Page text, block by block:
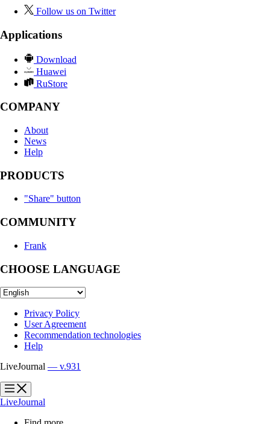
Follow us on Twitter
Applications
Download
Huawei
RuStore
COMPANY
About
News
Help
PRODUCTS
"Share" button
COMMUNITY
Frank
CHOOSE LANGUAGE
Privacy Policy
User Agreement
Recommendation technologies
Help
LiveJournal — v.931
?
?
LiveJournal